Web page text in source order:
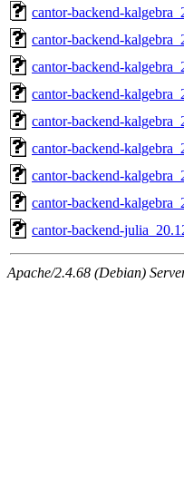
cantor-backend-
cantor-backend-
cantor-backend-
cantor-backend-
cantor-backend-
cantor-backend-
cantor-backend-
cantor-backend-
cantor-backend-
Apache/2.4.68 (Debian)